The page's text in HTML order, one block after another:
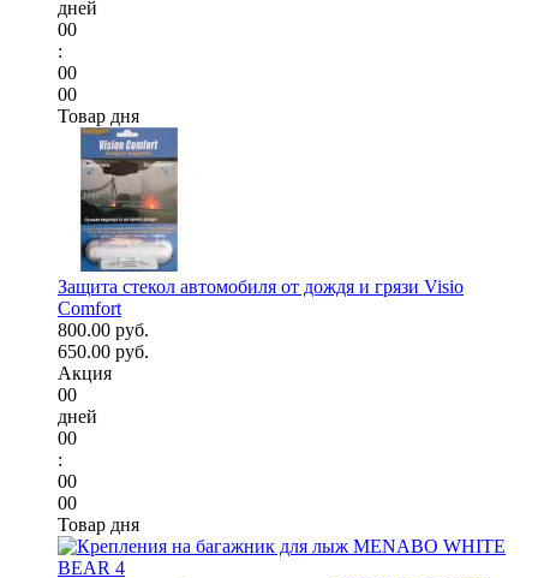
дней
00
:
00
00
Товар дня
Защита стекол автомобиля от дождя и грязи Visio
Comfort
800.00 руб.
650.00 руб.
Акция
00
дней
00
:
00
00
Товар дня